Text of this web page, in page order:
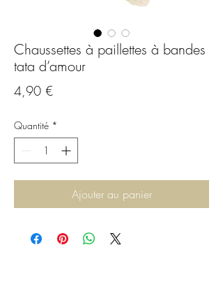
Chaussettes à paillettes à bandes
tata d’amour
4,90 €
Quantité *
Ajouter au panier